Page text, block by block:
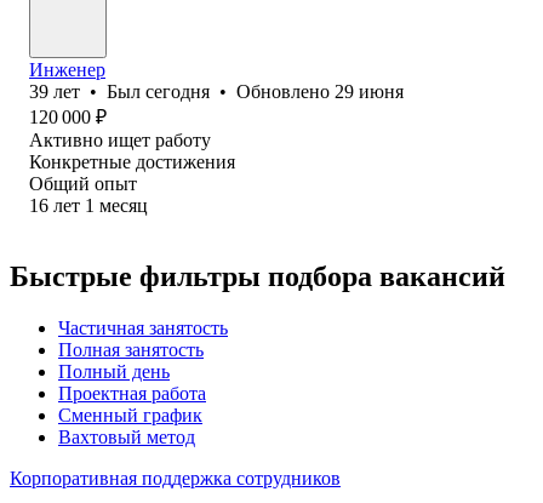
Инженер
39 лет • Был сегодня • Обновлено 29 июня
120 000 ₽
Активно ищет работу
Конкретные достижения
Общий опыт
16 лет 1 месяц
Быстрые фильтры подбора вакансий
Частичная занятость
Полная занятость
Полный день
Проектная работа
Сменный график
Вахтовый метод
Корпоративная поддержка сотрудников